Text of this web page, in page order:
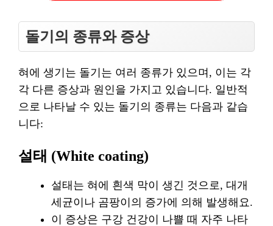
돌기의 종류와 증상
혀에 생기는 돌기는 여러 종류가 있으며, 이는 각
각 다른 증상과 원인을 가지고 있습니다. 일반적
으로 나타날 수 있는 돌기의 종류는 다음과 같습
니다:
설태 (White coating)
설태는 혀에 흰색 막이 생긴 것으로, 대개
세균이나 곰팡이의 증가에 의해 발생해요.
이 증상은 구강 건강이 나쁠 때 자주 나타